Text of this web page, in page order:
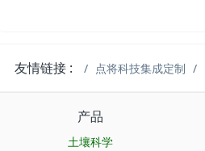
友情链接 : 点将科技集成定制
产品
土壤科学